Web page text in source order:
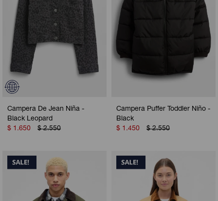
Campera De Jean Niña -
Black Leopard
$ 1.650 $ 2.550
Campera Puffer Toddler Niño -
Black
$ 1.450 $ 2.550